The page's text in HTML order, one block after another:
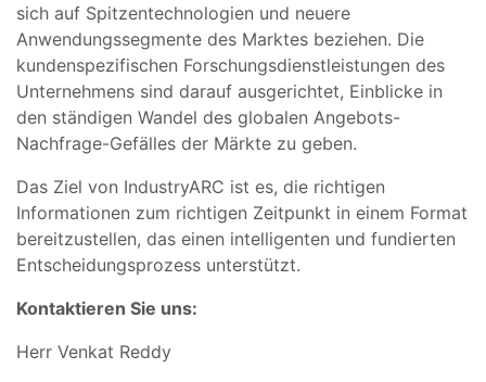
sich auf Spitzentechnologien und neuere
Anwendungssegmente des Marktes beziehen. Die
kundenspezifischen Forschungsdienstleistungen des
Unternehmens sind darauf ausgerichtet, Einblicke in
den ständigen Wandel des globalen Angebots-
Nachfrage-Gefälles der Märkte zu geben.
Das Ziel von IndustryARC ist es, die richtigen
Informationen zum richtigen Zeitpunkt in einem Format
bereitzustellen, das einen intelligenten und fundierten
Entscheidungsprozess unterstützt.
Kontaktieren Sie uns:
Herr Venkat Reddy